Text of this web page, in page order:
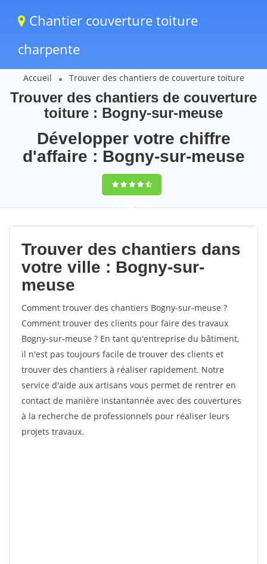
Chantier couverture toiture
charpente
Accueil Trouver des chantiers de couverture toiture
Trouver des chantiers de couverture
toiture : Bogny-sur-meuse
Développer votre chiffre
d'affaire : Bogny-sur-meuse
9,5(100%)68
votes
Trouver des chantiers dans
votre ville : Bogny-sur-
meuse
Comment trouver des chantiers Bogny-sur-meuse ?
Comment trouver des clients pour faire des travaux
Bogny-sur-meuse ? En tant qu'entreprise du bâtiment,
il n'est pas toujours facile de trouver des clients et
trouver des chantiers à réaliser rapidement. Notre
service d'aide aux artisans vous permet de rentrer en
contact de manière instantannée avec des couvertures
à la recherche de professionnels pour réaliser leurs
projets travaux.